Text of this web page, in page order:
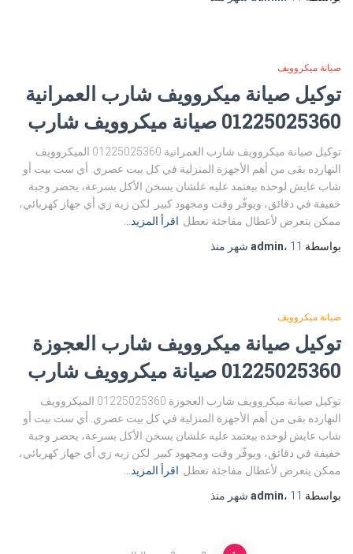
صيانة ميكروويف
توكيل صيانة ميكروويف شارب العمرانية
01225025360 صيانة ميكروويف شارب
توكيل صيانة ميكروويف شارب العمرانية 01225025360 الميكروويف
النهارده بقى من أهم الأجهزة المنزلية في كل بيت عصري. أي ست بيت أو
شاب عايش لوحده بيعتمد عليه علشان يسخن الأكل بسرعة، يحضر وجبة
خفيفة في دقائق، ويوفّر وقت ومجهود كبير. لكن زيه زي أي جهاز كهربائي،
ممكن يتعرض لأعطال مفاجئة تعطل اقرأ المزيد…
بواسطة
admin، 11 شهر منذ
صيانة ميكروويف
توكيل صيانة ميكروويف شارب العجوزة
01225025360 صيانة ميكروويف شارب
توكيل صيانة ميكروويف شارب العجوزة 01225025360 الميكروويف
النهارده بقى من أهم الأجهزة المنزلية في كل بيت عصري. أي ست بيت أو
شاب عايش لوحده بيعتمد عليه علشان يسخن الأكل بسرعة، يحضر وجبة
خفيفة في دقائق، ويوفّر وقت ومجهود كبير. لكن زيه زي أي جهاز كهربائي،
ممكن يتعرض لأعطال مفاجئة تعطل اقرأ المزيد…
بواسطة
admin، 11 شهر منذ